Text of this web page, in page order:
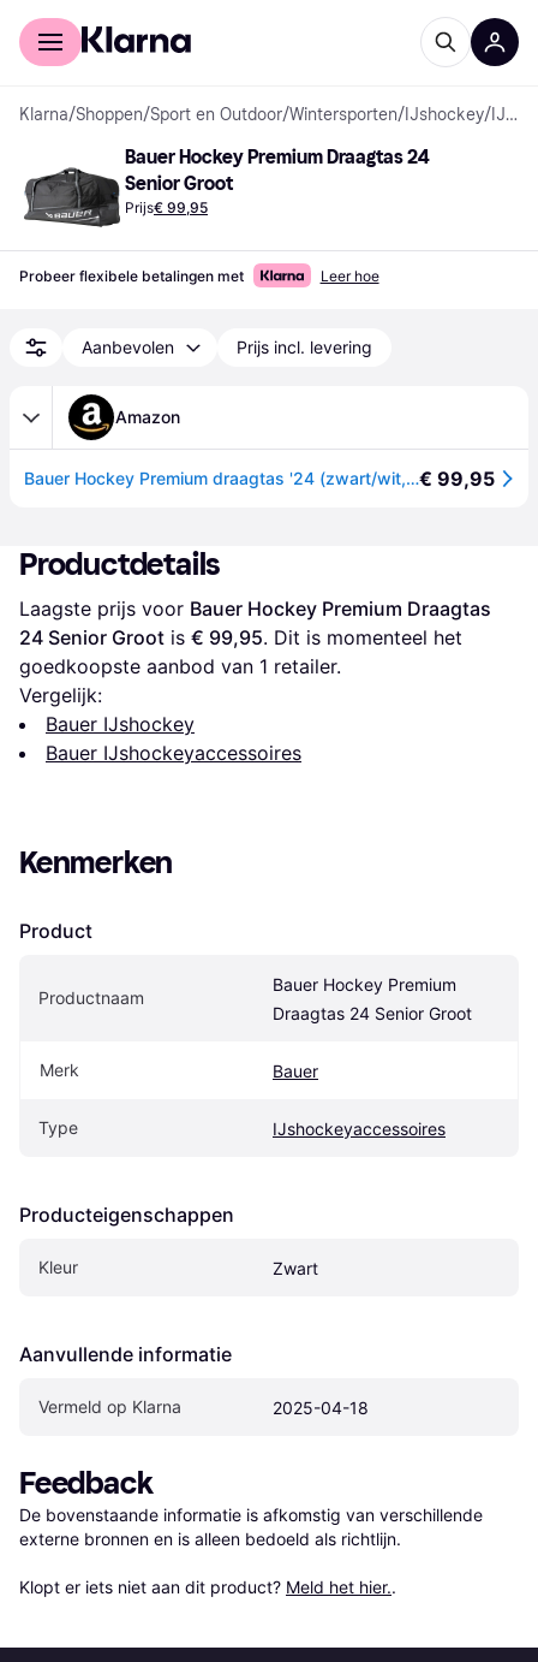
Voor shoppers
Klarna/Shoppen/Sport en Outdoor/Wintersporten/ IJshockey/ IJshockeyaccessoires
Bauer Hockey Premium Draagtas 24
Senior Groot
Prijs€ 99,95
Probeer flexibele betalingen met Leer hoe
Aanbevolen Prijs incl. levering
Amazon
Bauer Hockey Premium draagtas '24 (zwart/wit, senior/groot (35"x20"x18"))€ 99,95
Productdetails
Laagste prijs voor Bauer Hockey Premium Draagtas
24 Senior Groot is € 99,95. Dit is momenteel het
goedkoopste aanbod van 1 retailer.
Vergelijk:
Bauer IJshockey
Bauer IJshockeyaccessoires
Kenmerken
Product
Productnaam
Bauer Hockey Premium
Draagtas 24 Senior Groot
Merk Bauer
Type IJshockeyaccessoires
Producteigenschappen
Kleur Zwart
Aanvullende informatie
Vermeld op Klarna 2025-04-18
Feedback
De bovenstaande informatie is afkomstig van verschillende
externe bronnen en is alleen bedoeld als richtlijn.
Klopt er iets niet aan dit product? Meld het hier..